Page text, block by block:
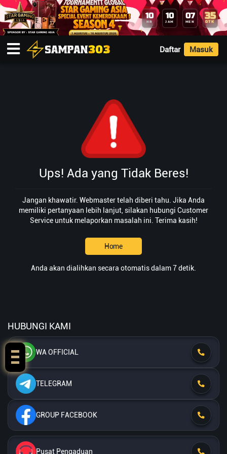
10
HR
10
JAM
07
MEN
35
DTK
Daftar Masuk
Ups! Ada yang Tidak Beres!
Jangan khawatir. Webmaster telah diberi tahu. Jika Anda
memiliki pertanyaan lebih lanjut, silakan hubungi Customer
Service untuk melaporkan masalah ini. Terima kasih!
Home
Anda akan dialihkan secara otomatis dalam 7 detik.
HUBUNGI KAMI
WA OFFICIAL
TELEGRAM
GROUP FACEBOOK
Pusat Pengaduan